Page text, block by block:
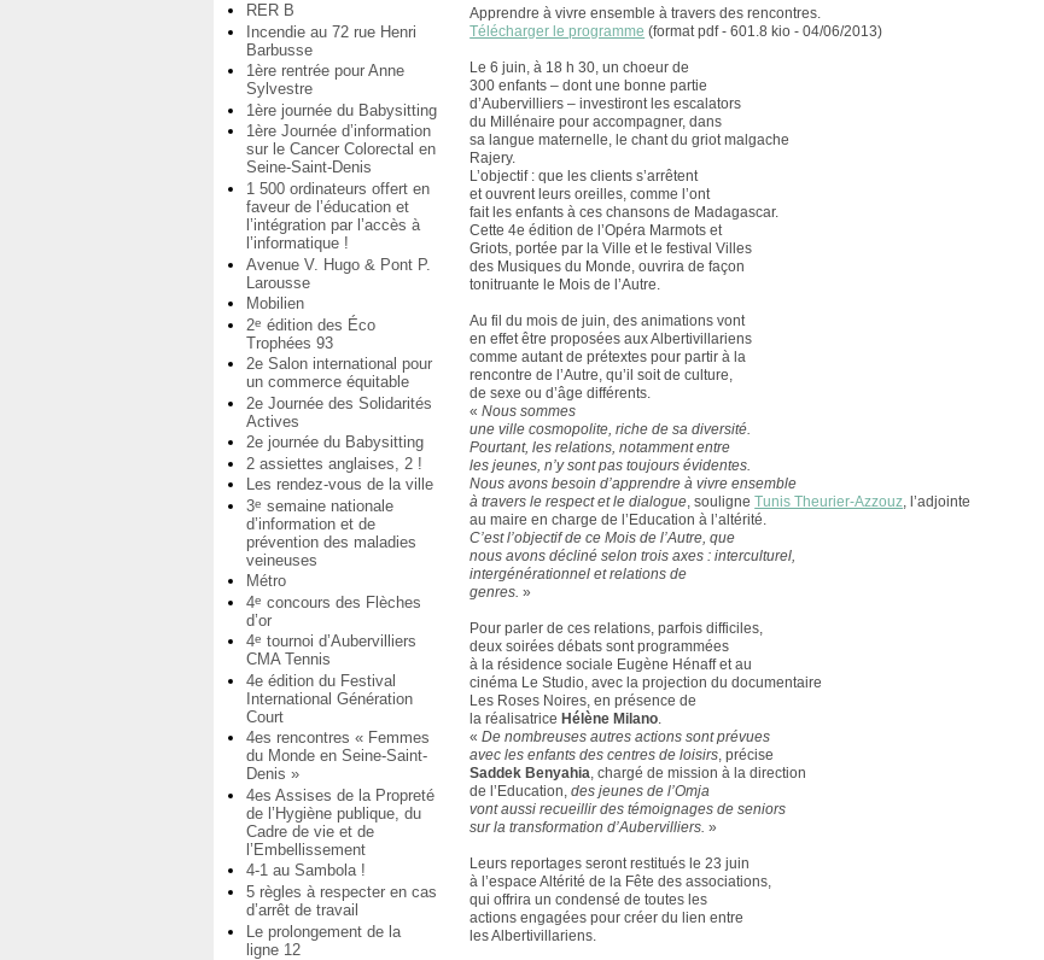
RER B
Incendie au 72 rue Henri
Barbusse
1ère rentrée pour Anne
Sylvestre
1ère journée du Babysitting
1ère Journée d’information
sur le Cancer Colorectal en
Seine-Saint-Denis
1 500 ordinateurs offert en
faveur de l’éducation et
l’intégration par l’accès à
l’informatique !
Avenue V. Hugo & Pont P.
Larousse
Mobilien
2e édition des Éco
Trophées 93
2e Salon international pour
un commerce équitable
2e Journée des Solidarités
Actives
2e journée du Babysitting
2 assiettes anglaises, 2 !
Les rendez-vous de la ville
3e semaine nationale
d’information et de
prévention des maladies
veineuses
Métro
4e concours des Flèches
d’or
4e tournoi d’Aubervilliers
CMA Tennis
4e édition du Festival
International Génération
Court
4es rencontres « Femmes
du Monde en Seine-Saint-
Denis »
4es Assises de la Propreté
de l’Hygiène publique, du
Cadre de vie et de
l’Embellissement
4-1 au Sambola !
5 règles à respecter en cas
d’arrêt de travail
Le prolongement de la
ligne 12
Apprendre à vivre ensemble à travers des rencontres.
Télécharger le programme (format pdf - 601.8 kio - 04/06/2013)
Le 6 juin, à 18 h 30, un choeur de
300 enfants – dont une bonne partie
d’Aubervilliers – investiront les escalators
du Millénaire pour accompagner, dans
sa langue maternelle, le chant du griot malgache
Rajery.
L’objectif : que les clients s’arrêtent
et ouvrent leurs oreilles, comme l’ont
fait les enfants à ces chansons de Madagascar.
Cette 4e édition de l’Opéra Marmots et
Griots, portée par la Ville et le festival Villes
des Musiques du Monde, ouvrira de façon
tonitruante le Mois de l’Autre.
Au fil du mois de juin, des animations vont
en effet être proposées aux Albertivillariens
comme autant de prétextes pour partir à la
rencontre de l’Autre, qu’il soit de culture,
de sexe ou d’âge différents.
«Nous sommes
une ville cosmopolite, riche de sa diversité.
Pourtant, les relations, notamment entre
les jeunes, n’y sont pas toujours évidentes.
Nous avons besoin d’apprendre à vivre ensemble
à travers le respect et le dialogue, souligneTunis Theurier-Azzouz, l’adjointe
au maire en charge de l’Education à l’altérité.
C’est l’objectif de ce Mois de l’Autre, que
nous avons décliné selon trois axes : interculturel,
intergénérationnel et relations de
genres. »
Pour parler de ces relations, parfois difficiles,
deux soirées débats sont programmées
à la résidence sociale Eugène Hénaff et au
cinéma Le Studio, avec la projection du documentaire
Les Roses Noires, en présence de
la réalisatrice Hélène Milano.
«De nombreuses autres actions sont prévues
avec les enfants des centres de loisirs, précise
Saddek Benyahia, chargé de mission à la direction
de l’Education,des jeunes de l’Omja
vont aussi recueillir des témoignages de seniors
sur la transformation d’Aubervilliers. »
Leurs reportages seront restitués le 23 juin
à l’espace Altérité de la Fête des associations,
qui offrira un condensé de toutes les
actions engagées pour créer du lien entre
les Albertivillariens.